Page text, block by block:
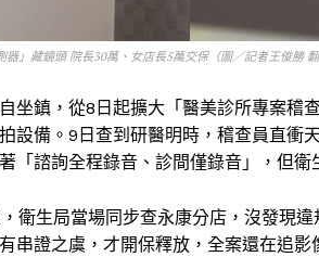
」藏鏡頭 院長30萬、女店長5萬交保（圖／記者王俊勝 翻
坐鎮，從8日起擴大「醫美診所專案稽
設備。9日查到研醫明時，稽查員直衝
「諮詢全程錄音、診間僅錄音」，但
衛生局當場同步查永康分店，沒發現
串證之虞，才開保釋放，全案還在追影